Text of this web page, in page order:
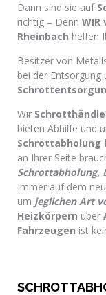
Dann sind sie auf
richtig – Denn WIR
Rheinbach helfen
Besitzer von
bei der Entsorgung
Wir
bieten Abhilfe und
Schrottabholung
an Ihrer Seite
Schrottabholung,
Immer auf dem
um jeglichen Art
Heizkörpern über
Fahrzeugen ist